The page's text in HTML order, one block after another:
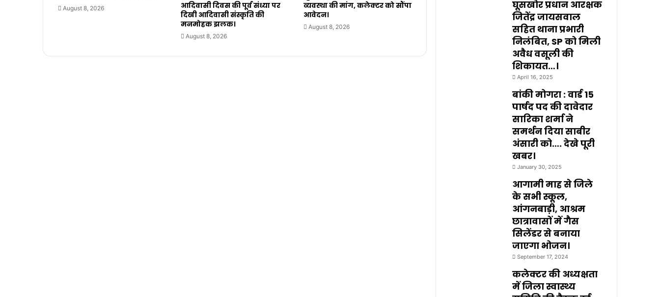
August 8, 2026
आदिवासी दिवस की पूर्व संध्या पर
दिखी आदिवासी संस्कृति की
मनमोहक झलक।
August 8, 2026
व्यवस्था की मांग, कलेक्टर को सौंपा
आवेदन।
August 8, 2026
घूसखोर प्रधान आरक्षक
जितेंद्र जायसवाल
सहित थाना प्रभारी
निलंबित, SP को मिली
अवैध वसूली की
शिकायत…।
April 16, 2025
बांकी मोगरा : वार्ड 15
पार्षद पद की दावेदार
सारिका शर्मा ने
समर्थन दिया साबीर
अंसारी को…. देखे पूरी
खबर।
January 30, 2025
आगामी माह से जिले
के सभी स्कूल,
आंगनबाड़ी, आश्रम
छात्रावासों में गैस
सिलेंडर से बनाया
जाएगा भोजन।
September 17, 2024
कलेक्टर की अध्यक्षता
में जिला स्वास्थ्य